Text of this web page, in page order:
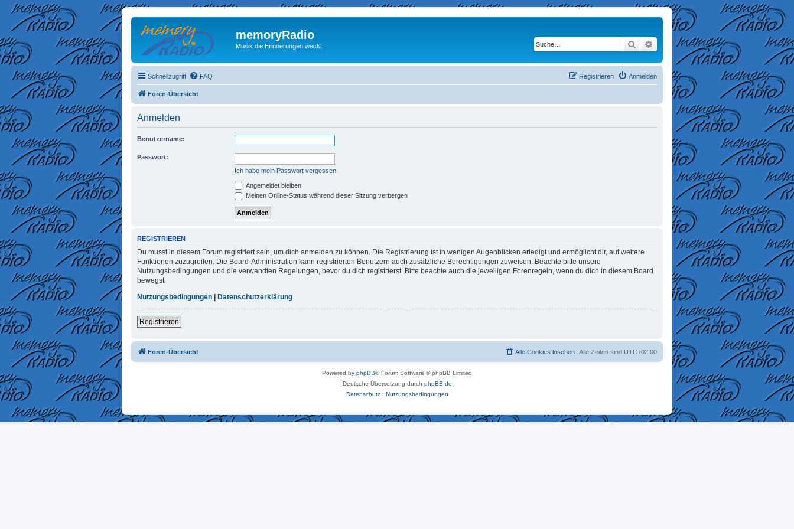
memoryRadio
Musik die Erinnerungen weckt Suche Erweiterte Suche
Schnellzugriff FAQ Anmelden
Registrieren
Foren-Übersicht
Anmelden
Benutzername:
Passwort:
Ich habe mein Passwort vergessen
Angemeldet bleiben
Meinen Online-Status während dieser Sitzung verbergen
REGISTRIEREN
Du musst in diesem Forum registriert sein, um dich anmelden zu können. Die Registrierung ist in wenigen Augenblicken erledigt und ermöglicht dir, auf weitere
Funktionen zuzugreifen. Die Board-Administration kann registrierten Benutzern auch zusätzliche Berechtigungen zuweisen. Beachte bitte unsere
Nutzungsbedingungen und die verwandten Regelungen, bevor du dich registrierst. Bitte beachte auch die jeweiligen Forenregeln, wenn du dich in diesem Board
bewegst.
Nutzungsbedingungen
Datenschutzerklärung
Registrieren
Foren-Übersicht Alle Zeiten sind UTC+02:00
Alle Cookies löschen
Powered by phpBB® Forum Software © phpBB Limited
Deutsche Übersetzung durch phpBB.de
Datenschutz| Nutzungsbedingungen